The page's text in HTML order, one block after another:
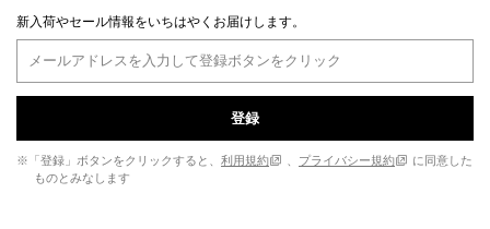
新入荷やセール情報をいちはやくお届けします。
登録
※「登録」ボタンをクリックすると、 利用規約 、 プライバシー規約
に同意した
ものとみなします